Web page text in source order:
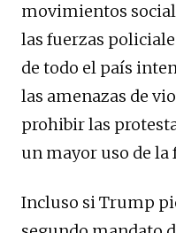
movimientos
las fuerzas
de todo el país
las amenazas de
prohibir las
un mayor uso de la
Incluso si Trump